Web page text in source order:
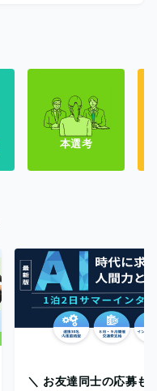
本選考
＼ お友達同士の応募も